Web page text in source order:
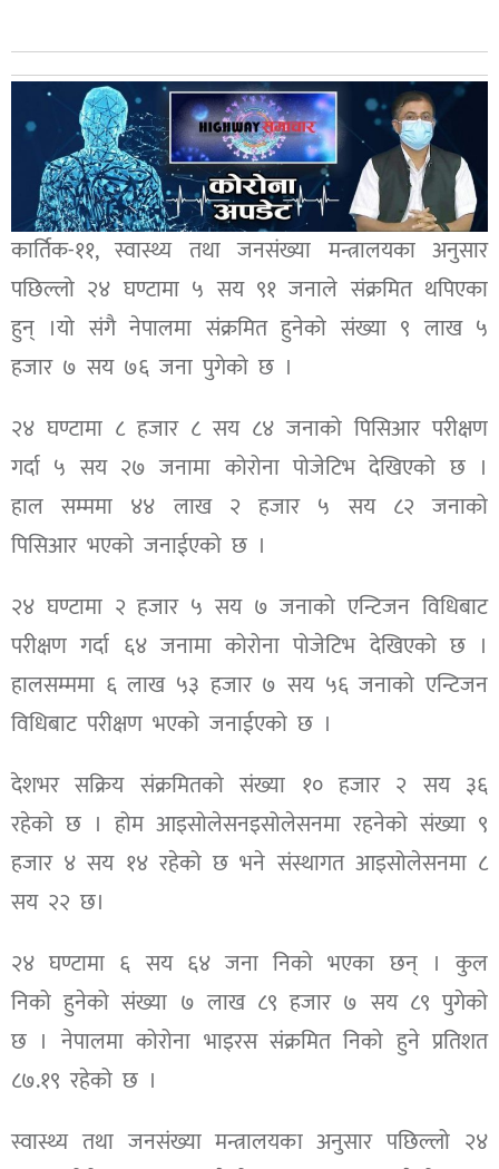
कार्तिक-११, स्वास्थ्य तथा जनसंख्या मन्त्रालयका अनुसार
पछिल्लो २४ घण्टामा ५ सय ९१ जनाले संक्रमित थपिएका
हुन् ।यो संगै नेपालमा संक्रमित हुनेको संख्या ९ लाख ५
हजार ७ सय ७६ जना पुगेको छ ।
२४ घण्टामा ८ हजार ८ सय ८४ जनाको पिसिआर परीक्षण
गर्दा ५ सय २७ जनामा कोरोना पोजेटिभ देखिएको छ ।
हाल सम्ममा ४४ लाख २ हजार ५ सय ८२ जनाको
पिसिआर भएको जनाईएको छ ।
२४ घण्टामा २ हजार ५ सय ७ जनाको एन्टिजन विधिबाट
परीक्षण गर्दा ६४ जनामा कोरोना पोजेटिभ देखिएको छ ।
हालसम्ममा ६ लाख ५३ हजार ७ सय ५६ जनाको एन्टिजन
विधिबाट परीक्षण भएको जनाईएको छ ।
देशभर सक्रिय संक्रमितको संख्या १० हजार २ सय ३६
रहेको छ । होम आइसोलेसनइसोलेसनमा रहनेको संख्या ९
हजार ४ सय १४ रहेको छ भने संस्थागत आइसोलेसनमा ८
सय २२ छ।
२४ घण्टामा ६ सय ६४ जना निको भएका छन् । कुल
निको हुनेको संख्या ७ लाख ८९ हजार ७ सय ८९ पुगेको
छ । नेपालमा कोरोना भाइरस संक्रमित निको हुने प्रतिशत
८७.१९ रहेको छ ।
स्वास्थ्य तथा जनसंख्या मन्त्रालयका अनुसार पछिल्लो २४